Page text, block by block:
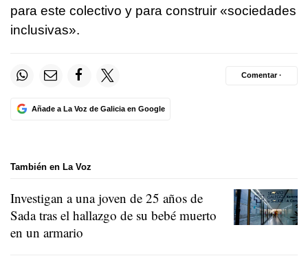
para este colectivo y para construir «sociedades
inclusivas».
Añade a La Voz de Galicia en Google
Comentar ·
También en La Voz
Investigan a una joven de 25 años de
Sada tras el hallazgo de su bebé muerto
en un armario